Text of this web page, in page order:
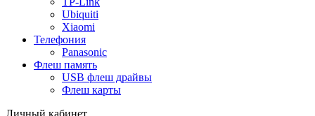
Ubiquiti
Xiaomi
Телефония
Panasonic
Флеш память
USB флеш драйвы
Флеш карты
Личный кабинет